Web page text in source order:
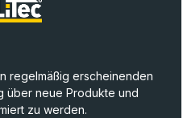
regelmäßig erscheinenden
über neue Produkte und
zu werden.